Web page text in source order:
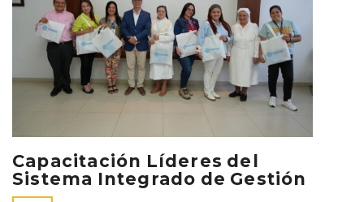
Capacitación Líderes del
Sistema Integrado de Gestión